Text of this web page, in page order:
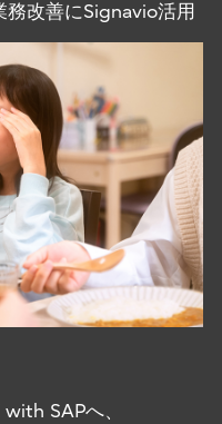
務改善にSignavio活用
SAPへ、